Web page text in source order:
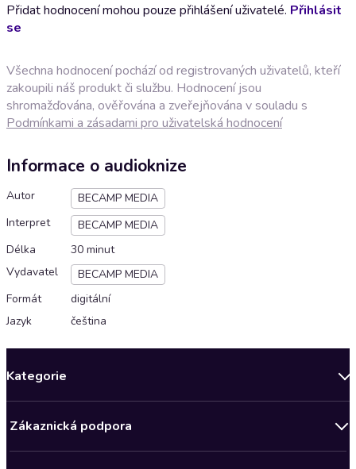
Přidat hodnocení mohou pouze přihlášení uživatelé. Přihlásit
se
Všechna hodnocení pochází od registrovaných uživatelů, kteří
zakoupili náš produkt či službu. Hodnocení jsou
shromažďována, ověřována a zveřejňována v souladu s
Podmínkami a zásadami pro uživatelská hodnocení
Informace o audioknize
Autor
BECAMP MEDIA
Interpret
BECAMP MEDIA
Délka
30 minut
Vydavatel
BECAMP MEDIA
Formát
digitální
Jazyk
čeština
Kategorie
Bestsellery měsíce
Zákaznická podpora